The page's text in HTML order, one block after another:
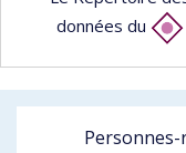
données du